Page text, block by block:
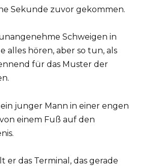
Sekunde zuvor gekommen.
Schweigen in
alles hören, aber so tun, als
für das Muster der
junger Mann in einer engen
einem Fuß auf den
er das Terminal, das gerade